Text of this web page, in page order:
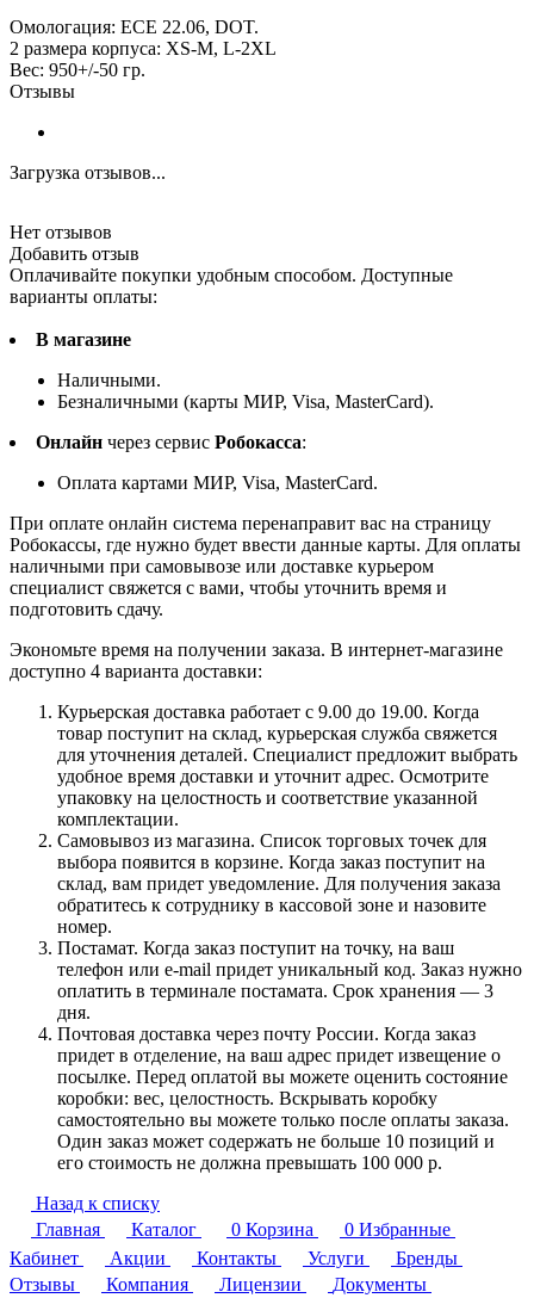
Омологация: ECE 22.06, DOT.
2 размера корпуса: XS-M, L-2XL
Вес: 950+/-50 гр.
Отзывы
Загрузка отзывов...
Нет отзывов
Добавить отзыв
Оплачивайте покупки удобным способом. Доступные
варианты оплаты:
В магазине
Наличными.
Безналичными (карты МИР, Visa, MasterCard).
Онлайн через сервис Робокасса:
Оплата картами МИР, Visa, MasterCard.
При оплате онлайн система перенаправит вас на страницу
Робокассы, где нужно будет ввести данные карты. Для оплаты
наличными при самовывозе или доставке курьером
специалист свяжется с вами, чтобы уточнить время и
подготовить сдачу.
Экономьте время на получении заказа. В интернет-магазине
доступно 4 варианта доставки:
Курьерская доставка работает с 9.00 до 19.00. Когда
товар поступит на склад, курьерская служба свяжется
для уточнения деталей. Специалист предложит выбрать
удобное время доставки и уточнит адрес. Осмотрите
упаковку на целостность и соответствие указанной
комплектации.
Самовывоз из магазина. Список торговых точек для
выбора появится в корзине. Когда заказ поступит на
склад, вам придет уведомление. Для получения заказа
обратитесь к сотруднику в кассовой зоне и назовите
номер.
Постамат. Когда заказ поступит на точку, на ваш
телефон или e-mail придет уникальный код. Заказ нужно
оплатить в терминале постамата. Срок хранения — 3
дня.
Почтовая доставка через почту России. Когда заказ
придет в отделение, на ваш адрес придет извещение о
посылке. Перед оплатой вы можете оценить состояние
коробки: вес, целостность. Вскрывать коробку
самостоятельно вы можете только после оплаты заказа.
Один заказ может содержать не больше 10 позиций и
его стоимость не должна превышать 100 000 р.
Назад к списку
Главная
Каталог 0 Корзина 0 Избранные
Кабинет
Акции Контакты Услуги
Бренды
Отзывы
Компания Лицензии
Документы